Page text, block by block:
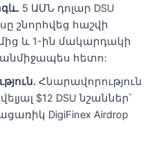
5 ԱՄՆ դոլար DSU
շնորհվեց հաշվի
և 1-ին մակարդակի
անմիջապես հետո:
Հնարավորություն
$12 DSU նշաններ՝
DigiFinex Airdrop